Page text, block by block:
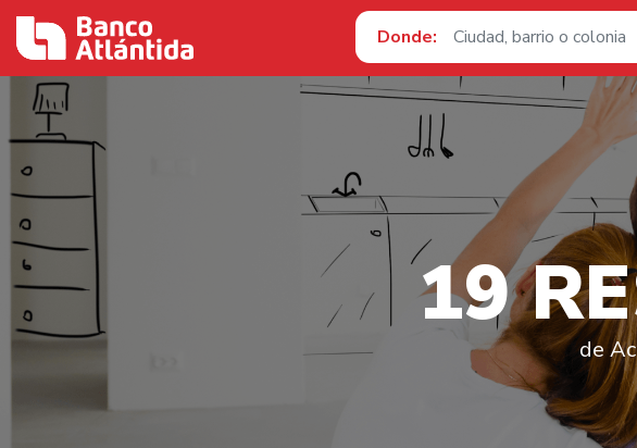
Donde:
19 RE
de